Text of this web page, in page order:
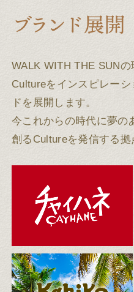
WALK WITH THE SUN
Cultureをインスピレー
ドを展開します。
今これからの時代に夢の
創るCultureを発信する拠